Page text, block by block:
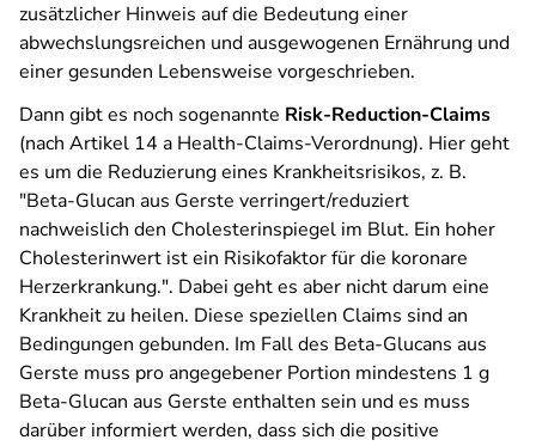
zusätzlicher Hinweis auf die Bedeutung einer
abwechslungsreichen und ausgewogenen Ernährung und
einer gesunden Lebensweise vorgeschrieben.
Dann gibt es noch sogenannte Risk-Reduction-Claims
(nach Artikel 14 a Health-Claims-Verordnung). Hier geht
es um die Reduzierung eines Krankheitsrisikos, z. B.
"Beta-Glucan aus Gerste verringert/reduziert
nachweislich den Cholesterinspiegel im Blut. Ein hoher
Cholesterinwert ist ein Risikofaktor für die koronare
Herzerkrankung.". Dabei geht es aber nicht darum eine
Krankheit zu heilen. Diese speziellen Claims sind an
Bedingungen gebunden. Im Fall des Beta-Glucans aus
Gerste muss pro angegebener Portion mindestens 1 g
Beta-Glucan aus Gerste enthalten sein und es muss
darüber informiert werden, dass sich die positive